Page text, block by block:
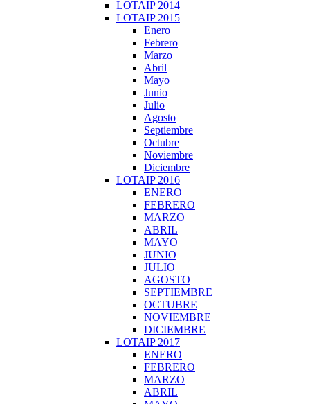
LOTAIP 2014
LOTAIP 2015
Enero
Febrero
Marzo
Abril
Mayo
Junio
Julio
Agosto
Septiembre
Octubre
Noviembre
Diciembre
LOTAIP 2016
ENERO
FEBRERO
MARZO
ABRIL
MAYO
JUNIO
JULIO
AGOSTO
SEPTIEMBRE
OCTUBRE
NOVIEMBRE
DICIEMBRE
LOTAIP 2017
ENERO
FEBRERO
MARZO
ABRIL